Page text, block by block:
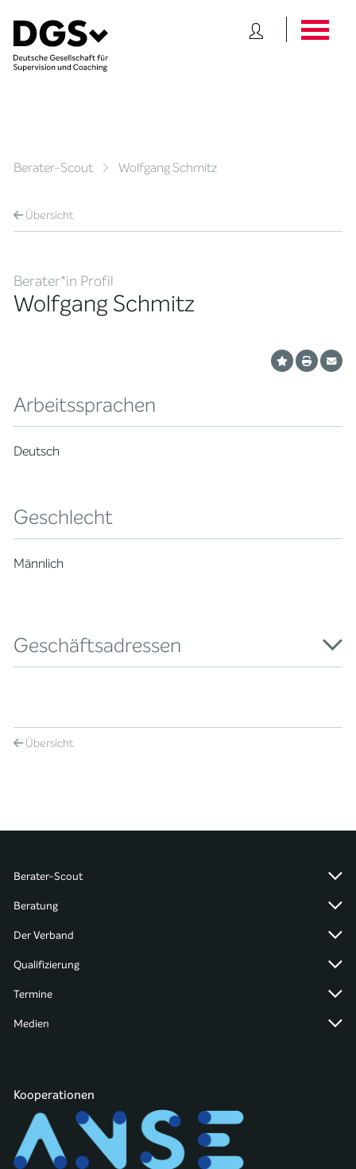
Berater-Scout Wolfgang Schmitz
Übersicht
Berater*in Profil
Wolfgang Schmitz
Arbeitssprachen
Deutsch
Geschlecht
Männlich
Geschäftsadressen
Übersicht
Berater-Scout
Beratung
Der Verband
Qualifizierung
Termine
Medien
Kooperationen